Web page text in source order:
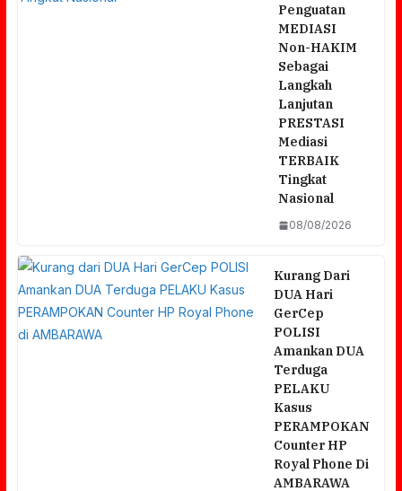
Penguatan
MEDIASI
Non-HAKIM
Sebagai
Langkah
Lanjutan
PRESTASI
Mediasi
TERBAIK
Tingkat
Nasional
08/08/2026
Kurang Dari
DUA Hari
GerCep
POLISI
Amankan DUA
Terduga
PELAKU
Kasus
PERAMPOKAN
Counter HP
Royal Phone Di
AMBARAWA